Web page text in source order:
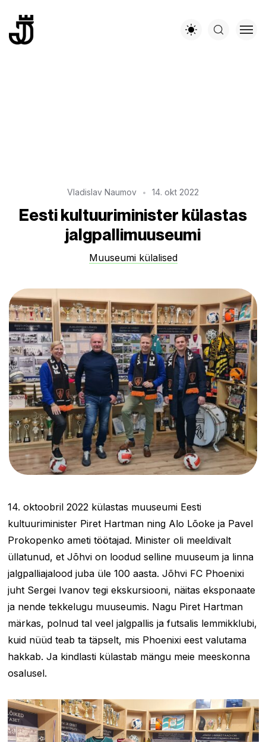
Vladislav Naumov 14. okt 2022
Eesti kultuuriminister külastas
jalgpallimuuseumi
Muuseumi külalised
14. oktoobril 2022 külastas muuseumi Eesti
kultuuriminister Piret Hartman ning Alo Lõoke ja Pavel
Prokopenko ameti töötajad. Minister oli meeldivalt
üllatunud, et Jõhvi on loodud selline muuseum ja linna
jalgpalliajalood juba üle 100 aasta. Jõhvi FC Phoenixi
juht Sergei Ivanov tegi ekskursiooni, näitas eksponaate
ja nende tekkelugu muuseumis. Nagu Piret Hartman
märkas, polnud tal veel jalgpallis ja futsalis lemmikklubi,
kuid nüüd teab ta täpselt, mis Phoenixi eest valutama
hakkab. Ja kindlasti külastab mängu meie meeskonna
osalusel.